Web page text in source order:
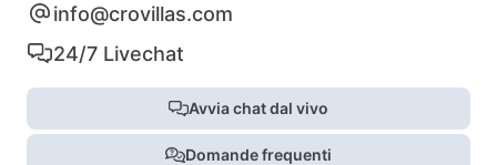
info@crovillas.com
24/7 Livechat
Avvia chat dal vivo
Domande frequenti